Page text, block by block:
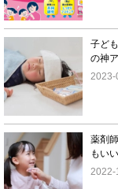
子ど
の神
2023-
薬剤
もい
2022-